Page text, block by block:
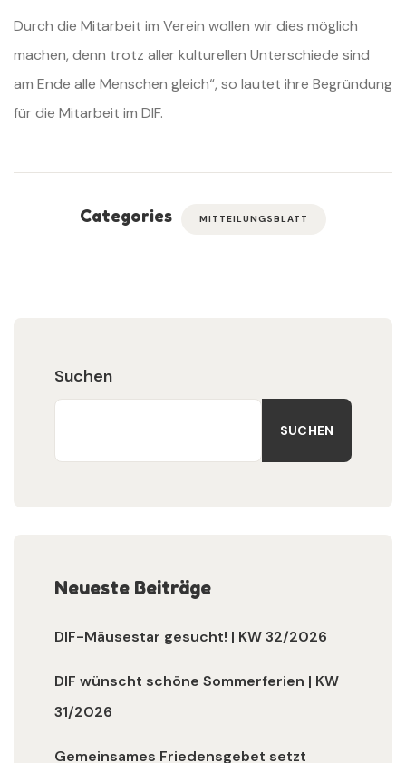
Durch die Mitarbeit im Verein wollen wir dies möglich
machen, denn trotz aller kulturellen Unterschiede sind
am Ende alle Menschen gleich“, so lautet ihre Begründung
für die Mitarbeit im DIF.
Categories MITTEILUNGSBLATT
Suchen
SUCHEN
Neueste Beiträge
DIF-Mäusestar gesucht! | KW 32/2026
DIF wünscht schöne Sommerferien | KW
31/2026
Gemeinsames Friedensgebet setzt